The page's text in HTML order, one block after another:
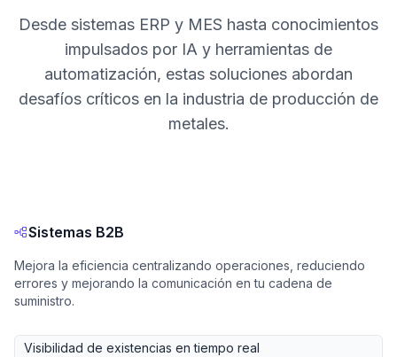
Desde sistemas ERP y MES hasta conocimientos
impulsados por IA y herramientas de
automatización, estas soluciones abordan
desafíos críticos en la industria de producción de
metales.
Sistemas B2B
Mejora la eficiencia centralizando operaciones, reduciendo
errores y mejorando la comunicación en tu cadena de
suministro.
Visibilidad de existencias en tiempo real